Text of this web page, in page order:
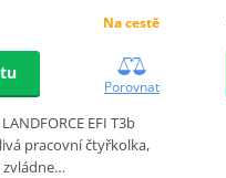
Na cestě
Porovnat
EFI T3b
pracovní čtyřkolka,
zvládne…